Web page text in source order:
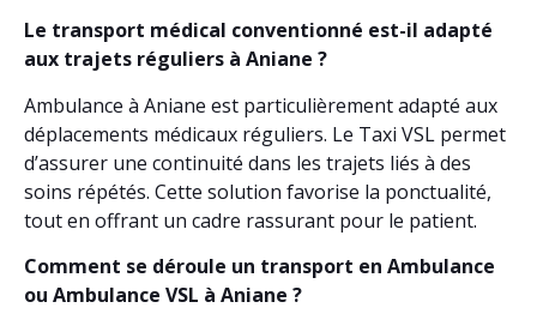
Le transport médical conventionné est-il adapté
aux trajets réguliers à Aniane ?
Ambulance à Aniane est particulièrement adapté aux
déplacements médicaux réguliers. Le Taxi VSL permet
d’assurer une continuité dans les trajets liés à des
soins répétés. Cette solution favorise la ponctualité,
tout en offrant un cadre rassurant pour le patient.
Comment se déroule un transport en Ambulance
ou Ambulance VSL à Aniane ?